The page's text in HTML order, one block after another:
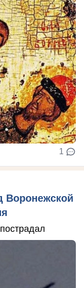
1
Воронежской